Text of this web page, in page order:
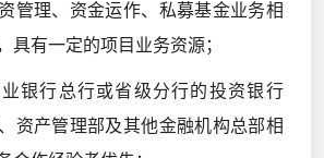
管理、资金运作、私募基金业务相
具有一定的项目业务资源；
银行总行或省级分行的投资银行
资产管理部及其他金融机构总部相